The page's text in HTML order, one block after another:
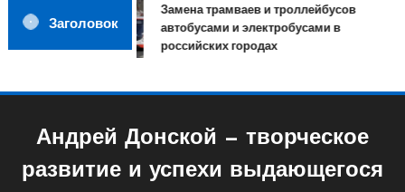
Заголовок
Замена трамваев и троллейбусов
автобусами и электробусами в
российских городах
Андрей Донской — творческое
развитие и успехи выдающегося